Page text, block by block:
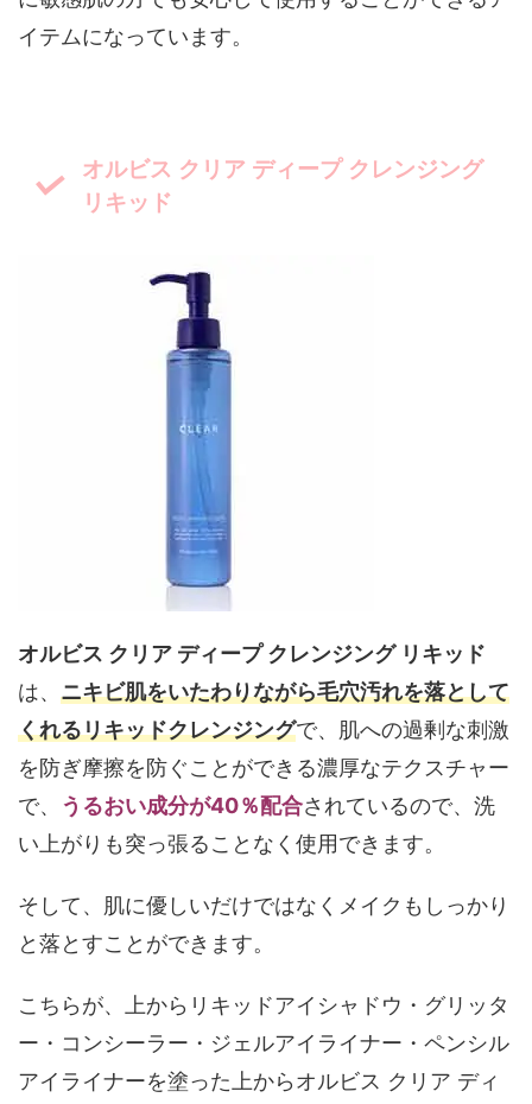
イテムになっています。
オルビス クリア ディープ クレンジング
リキッド
オルビス クリア ディープ クレンジング リキッド
は、 ニキビ肌をいたわりながら毛穴汚れを落として
くれるリキッドクレンジングで、肌への過剰な刺激
を防ぎ摩擦を防ぐことができる濃厚なテクスチャー
で、
うるおい成分が40％配合されているので、洗
い上がりも突っ張ることなく使用できます。
そして、肌に優しいだけではなくメイクもしっかり
と落とすことができます。
こちらが、上からリキッドアイシャドウ・グリッタ
ー・コンシーラー・ジェルアイライナー・ペンシル
アイライナーを塗った上からオルビス クリア ディ